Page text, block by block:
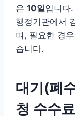
은 10일입니다
행정기관에서
며, 필요한 경
습니다.
대기(폐
청 수수료